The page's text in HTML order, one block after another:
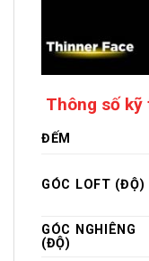
Thông số kỹ
ĐẾM
GÓC LOFT (ĐỘ)
GÓC NGHIÊNG
(ĐỘ)